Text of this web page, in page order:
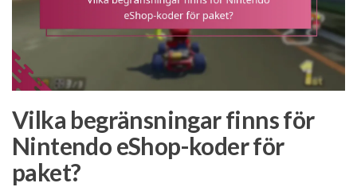
Vilka begränsningar finns för
Nintendo eShop-koder för
paket?